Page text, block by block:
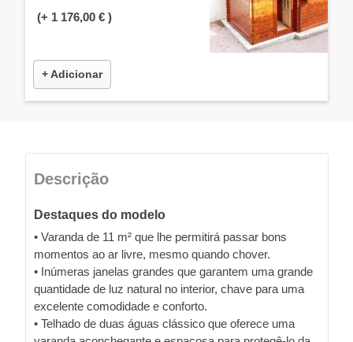
(+ 1 176,00 € )
+ Adicionar
Descrição
Destaques do modelo
• Varanda de 11 m² que lhe permitirá passar bons
momentos ao ar livre, mesmo quando chover.
• Inúmeras janelas grandes que garantem uma grande
quantidade de luz natural no interior, chave para uma
excelente comodidade e conforto.
• Telhado de duas águas clássico que oferece uma